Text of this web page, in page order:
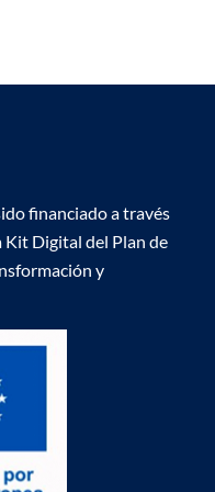
financiado a través
Kit Digital del Plan de
y